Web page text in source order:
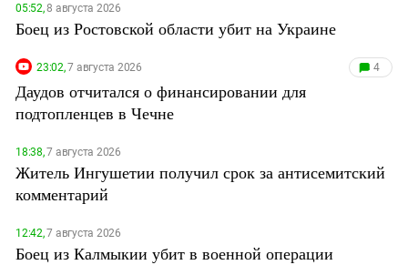
05:52,8 августа 2026
Боец из Ростовской области убит на Украине
23:02,7 августа 2026 4
Даудов отчитался о финансировании для
подтопленцев в Чечне
18:38,7 августа 2026
Житель Ингушетии получил срок за антисемитский
комментарий
12:42,7 августа 2026
Боец из Калмыкии убит в военной операции